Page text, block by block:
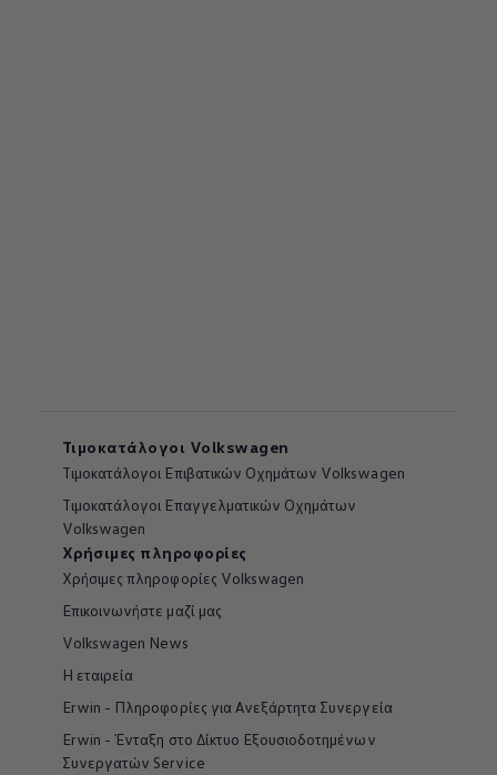
Τιμοκατάλογοι Volkswagen
Tιμοκατάλογοι Επιβατικών Οχημάτων Volkswagen
Tιμοκατάλογοι Επαγγελματικών Οχημάτων
Volkswagen
Χρήσιμες πληροφορίες
Χρήσιμες πληροφορίες Volkswagen
Επικοινωνήστε μαζί μας
Volkswagen News
Η εταιρεία
Erwin - Πληροφορίες για Ανεξάρτητα Συνεργεία
Erwin - Ένταξη στο Δίκτυο Εξουσιοδοτημένων
Συνεργατών Service